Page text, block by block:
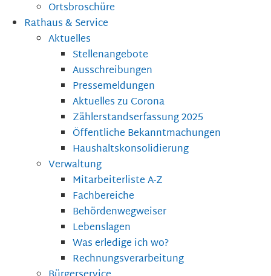
Ortsbroschüre
Rathaus & Service
Aktuelles
Stellenangebote
Ausschreibungen
Pressemeldungen
Aktuelles zu Corona
Zählerstandserfassung 2025
Öffentliche Bekanntmachungen
Haushaltskonsolidierung
Verwaltung
Mitarbeiterliste A-Z
Fachbereiche
Behördenwegweiser
Lebenslagen
Was erledige ich wo?
Rechnungsverarbeitung